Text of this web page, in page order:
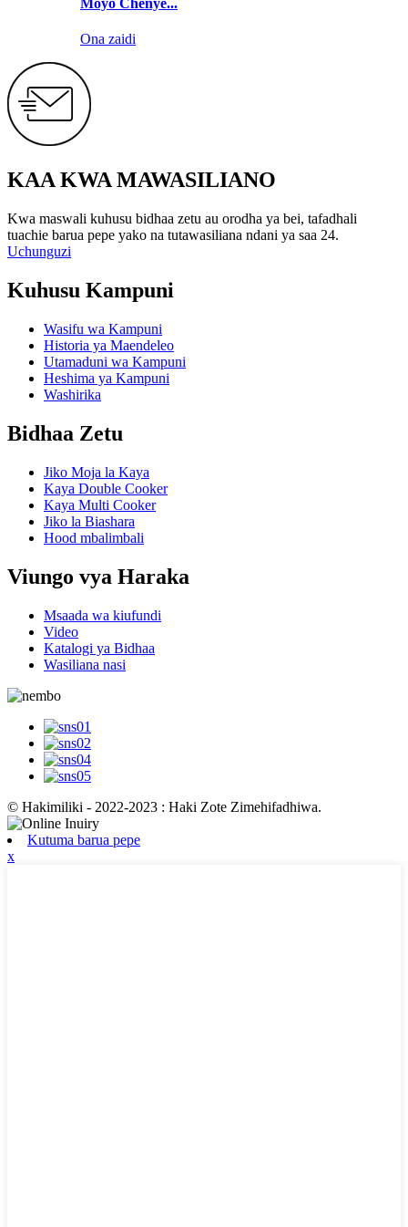
Moyo Chenye...
Ona zaidi
KAA KWA MAWASILIANO
Kwa maswali kuhusu bidhaa zetu au orodha ya bei, tafadhali
tuachie barua pepe yako na tutawasiliana ndani ya saa 24.
Uchunguzi
Kuhusu Kampuni
Wasifu wa Kampuni
Historia ya Maendeleo
Utamaduni wa Kampuni
Heshima ya Kampuni
Washirika
Bidhaa Zetu
Jiko Moja la Kaya
Kaya Double Cooker
Kaya Multi Cooker
Jiko la Biashara
Hood mbalimbali
Viungo vya Haraka
Msaada wa kiufundi
Video
Katalogi ya Bidhaa
Wasiliana nasi
© Hakimiliki - 2022-2023 : Haki Zote Zimehifadhiwa.
Kutuma barua pepe
x